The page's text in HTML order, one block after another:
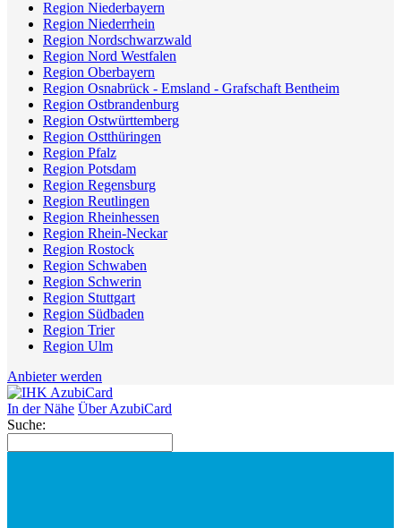
Region Niederbayern
Region Niederrhein
Region Nordschwarzwald
Region Nord Westfalen
Region Oberbayern
Region Osnabrück - Emsland - Grafschaft Bentheim
Region Ostbrandenburg
Region Ostwürttemberg
Region Ostthüringen
Region Pfalz
Region Potsdam
Region Regensburg
Region Reutlingen
Region Rheinhessen
Region Rhein-Neckar
Region Rostock
Region Schwaben
Region Schwerin
Region Stuttgart
Region Südbaden
Region Trier
Region Ulm
Anbieter werden
In der Nähe Über AzubiCard
Suche: